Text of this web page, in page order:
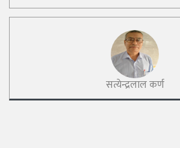
सत्येन्द्रलाल कर्ण